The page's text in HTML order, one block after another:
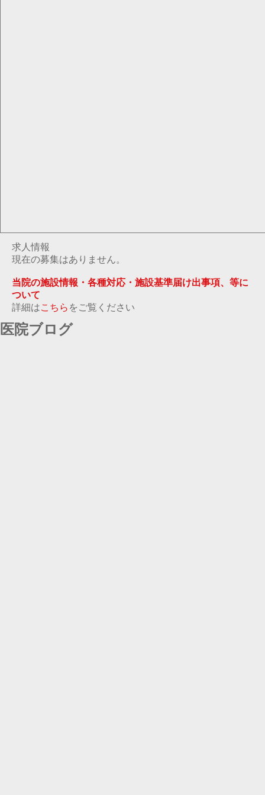
求人情報
現在の募集はありません。
当院の施設情報・各種対応・施設基準届け出事項、等に
ついて
詳細はこちら をご覧ください
医院ブログ